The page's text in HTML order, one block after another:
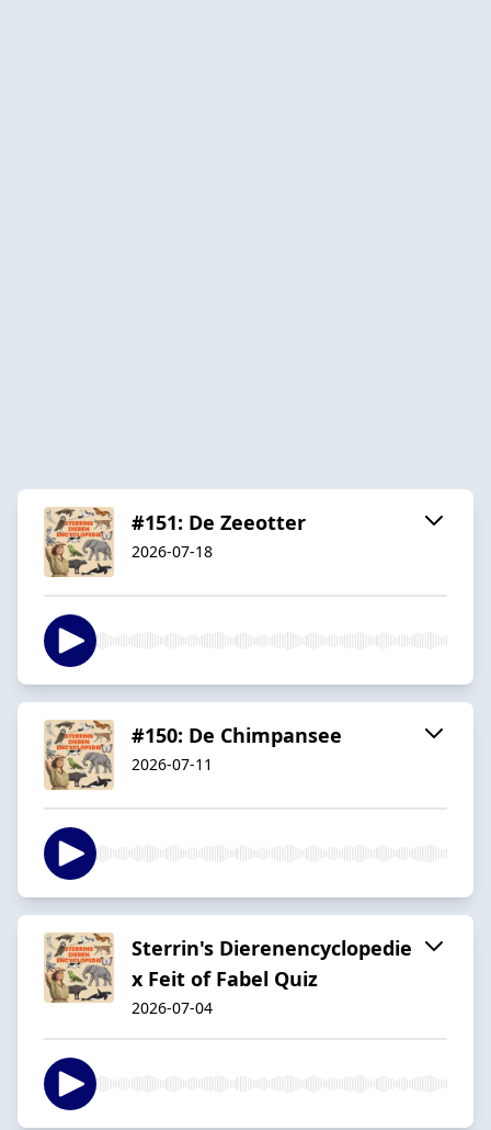
#151: De Zeeotter
2026-07-18
#150: De Chimpansee
2026-07-11
Sterrin's Dierenencyclopedie
x Feit of Fabel Quiz
2026-07-04